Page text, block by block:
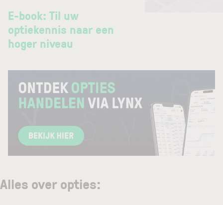
E-book: Til uw
optiekennis naar een
hoger niveau
Alles over opties: